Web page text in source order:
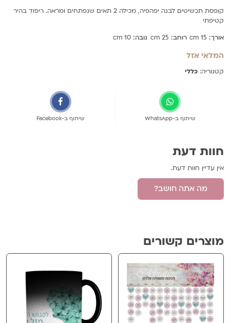
קופסת תכשיטים לבנה יפהפיה, מכילה 2 תאים שנפתחים ומראה. ריפוד בהיר
קטיפתי
אורך: 15 cm רוחב: 25 cm גובה: 10 cm
המלאי אזל
קטגוריה: כללי
שיתוף ב-WhatsApp שיתוף ב-Facebook
חוות דעת
אין עדיין חוות דעת.
מה אתה חושב?
האימייל לא יוצג באתר. שדות החובה מסומנים
הביקורת שלך*
מוצרים קשורים